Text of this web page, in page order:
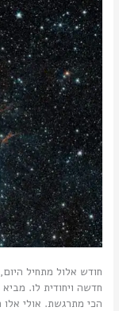
חודש אלול מתחיל
חדשה ויחודית לו.
הכי מתרגשת. אולי אלו
לחלום
ולברוא
שנה